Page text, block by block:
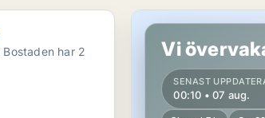
Lägenhet i Huddinge
Vi
SENAST
00:10 • 07 aug.